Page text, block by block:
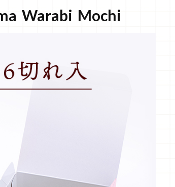
Warabi Mochi